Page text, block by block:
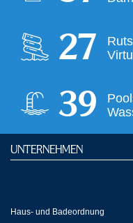
28
40
UNTERNEHMEN
Haus- und Badeordnung